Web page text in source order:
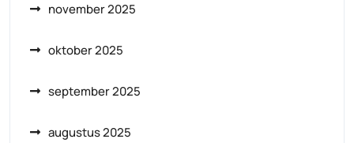
november 2025
oktober 2025
september 2025
augustus 2025